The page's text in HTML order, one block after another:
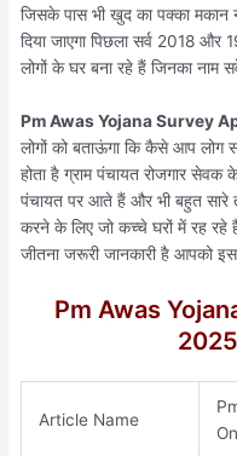
जिसके पास भी खुद का पक्का मकान
दिया जाएगा पिछला सर्व 2018
लोगों के घर बना रहे हैं जिनका
Pm Awas Yojana Survey
लोगों को बताऊंगा कि कैसे आप लोग
होता है ग्राम पंचायत रोजगार सेवक के
पंचायत पर आते हैं और भी बहुत सारे
करने के लिए जो कच्चे घरों में रह रहे
जीतना जरूरी जानकारी है आपको
Pm Awas
Article Name